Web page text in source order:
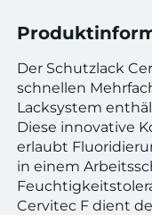
Der Schutzlack
schnellen
Lacksystem
Diese innovative
erlaubt
in einem
Cervitec F dient